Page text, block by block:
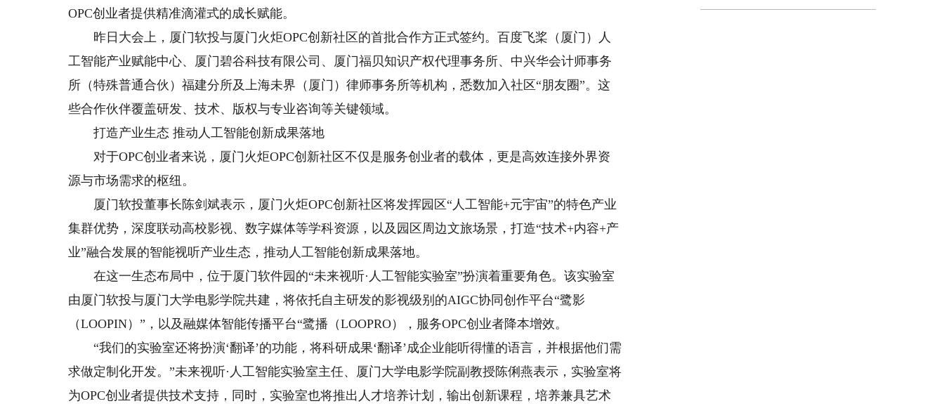
OPC创业者提供精准滴灌式的成长赋能。
昨日大会上，厦门软投与厦门火炬OPC创新社区的首批合作方正式签约。百度飞桨（厦门）人
工智能产业赋能中心、厦门碧谷科技有限公司、厦门福贝知识产权代理事务所、中兴华会计师事务
所（特殊普通合伙）福建分所及上海未界（厦门）律师事务所等机构，悉数加入社区“朋友圈”。这
些合作伙伴覆盖研发、技术、版权与专业咨询等关键领域。
打造产业生态 推动人工智能创新成果落地
对于OPC创业者来说，厦门火炬OPC创新社区不仅是服务创业者的载体，更是高效连接外界资
源与市场需求的枢纽。
厦门软投董事长陈剑斌表示，厦门火炬OPC创新社区将发挥园区“人工智能+元宇宙”的特色产业
集群优势，深度联动高校影视、数字媒体等学科资源，以及园区周边文旅场景，打造“技术+内容+产
业”融合发展的智能视听产业生态，推动人工智能创新成果落地。
在这一生态布局中，位于厦门软件园的“未来视听·人工智能实验室”扮演着重要角色。该实验室
由厦门软投与厦门大学电影学院共建，将依托自主研发的影视级别的AIGC协同创作平台“鹭影
（LOOPIN）”，以及融媒体智能传播平台“鹭播（LOOPRO），服务OPC创业者降本增效。
“我们的实验室还将扮演‘翻译’的功能，将科研成果‘翻译’成企业能听得懂的语言，并根据他们需
求做定制化开发。”未来视听·人工智能实验室主任、厦门大学电影学院副教授陈俐燕表示，实验室将
为OPC创业者提供技术支持，同时，实验室也将推出人才培养计划，输出创新课程，培养兼具艺术